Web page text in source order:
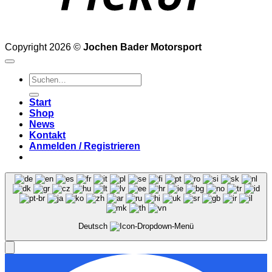
Copyright 2026 © Jochen Bader Motorsport
Suchen
nach:
Start
Shop
News
Kontakt
Anmelden / Registrieren
Deutsch